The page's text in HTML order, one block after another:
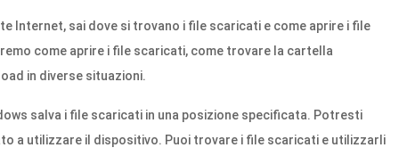
Internet, sai dove si trovano i file scaricati e come aprire i file
come aprire i file scaricati, come trovare la cartella
in diverse situazioni.
salva i file scaricati in una posizione specificata. Potresti
a utilizzare il dispositivo. Puoi trovare i file scaricati e utilizzarli